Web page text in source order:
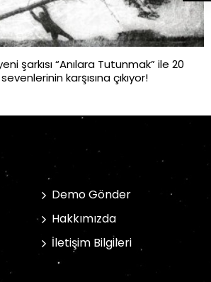
şarkısı “Anılara Tutunmak” ile 20
karşısına çıkıyor!
Demo Gönder
Hakkımızda
İletişim Bilgileri